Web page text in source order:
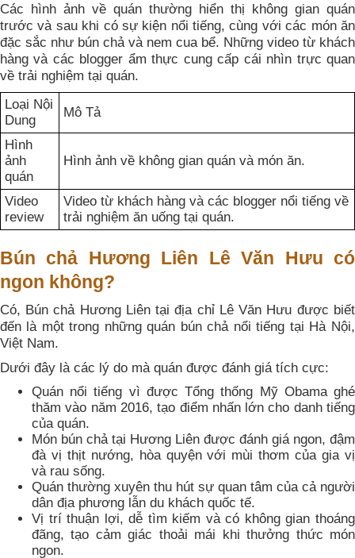
Các hình ảnh về quán thường hiển thị không gian quán
trước và sau khi có sự kiện nổi tiếng, cùng với các món ăn
đặc sắc như bún chả và nem cua bể. Những video từ khách
hàng và các blogger ẩm thực cung cấp cái nhìn trực quan
về trải nghiệm tại quán.
Loại Nội
Dung
Mô Tả
Hình
ảnh
quán
Hình ảnh về không gian quán và món ăn.
Video
review
Video từ khách hàng và các blogger nổi tiếng về
trải nghiệm ăn uống tại quán.
Bún chả Hương Liên Lê Văn Hưu có
ngon không?
Có, Bún chả Hương Liên tại địa chỉ Lê Văn Hưu được biết
đến là một trong những quán bún chả nổi tiếng tại Hà Nội,
Việt Nam.
Dưới đây là các lý do mà quán được đánh giá tích cực:
Quán nổi tiếng vì được Tổng thống Mỹ Obama ghé
thăm vào năm 2016, tạo điểm nhấn lớn cho danh tiếng
của quán.
Món bún chả tại Hương Liên được đánh giá ngon, đậm
đà vị thịt nướng, hòa quyện với mùi thơm của gia vị
và rau sống.
Quán thường xuyên thu hút sự quan tâm của cả người
dân địa phương lẫn du khách quốc tế.
Vị trí thuận lợi, dễ tìm kiếm và có không gian thoáng
đãng, tạo cảm giác thoải mái khi thưởng thức món
ngon.